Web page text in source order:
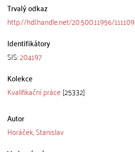
Trvalý odkaz
http://hdl.handle.net/20.500.11956/111109
Identifikátory
SIS:204197
Kolekce
Kvalifikační práce [25332]
Autor
Horáček, Stanislav